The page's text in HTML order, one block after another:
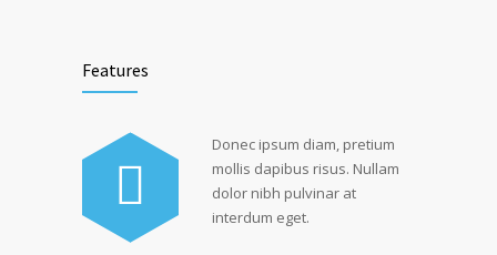
Features
Donec ipsum diam, pretium
mollis dapibus risus. Nullam
dolor nibh pulvinar at
interdum eget.